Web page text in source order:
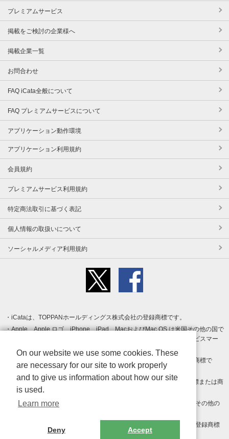
プレミアムサービス
掲載をご検討の企業様へ
掲載企業一覧
お問合わせ
FAQ iCata全般について
FAQ プレミアムサービスについて
アプリケーション動作環境
アプリケーション利用規約
会員規約
プレミアムサービス利用規約
特定商法取引に基づく表記
個人情報の取扱いについて
ソーシャルメディア利用規約
iCataは、TOPPANホールディングス株式会社の登録商標です。
Apple、Apple ロゴ、iPhone、iPad、MacおよびMac OS は米国その他の国で
登録された Apple Inc. の商標です。App Store は Apple Inc. のサービスマー
クです。
Android、Google Play および Google Play ロゴ は Google LLC の商標で
す。
Windows は Microsoft Inc.の米国およびその他の国における登録商標または商
標です。
Adobe、Adobe Reader、Adobe PDF は、Adobe Inc.の米国およびその他の
その他、記載されている会社名、商品名、ロゴは各社の商標または登録商標
On our website we use some cookies. These
are necessary for our site to work properly
and to give us information about how our site
is used.
Learn more
Deny Accept